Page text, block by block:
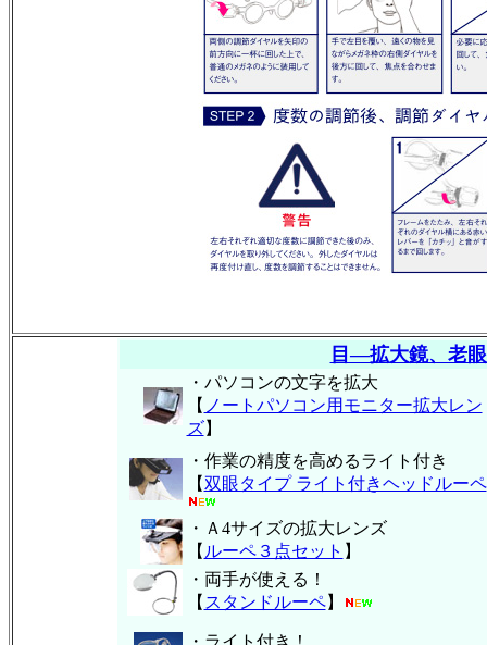
目―拡大鏡、老
・パソコンの文字を拡大
【 ノートパソコン用モニター拡大レン
ズ】
・作業の精度を高めるライト付き
【双眼タイプ ライト付きヘッドルーペ
・Ａ4サイズの拡大レンズ
【 ルーペ３点セット 】
・両手が使える！
【 スタンドルーペ】
・ライト付き！